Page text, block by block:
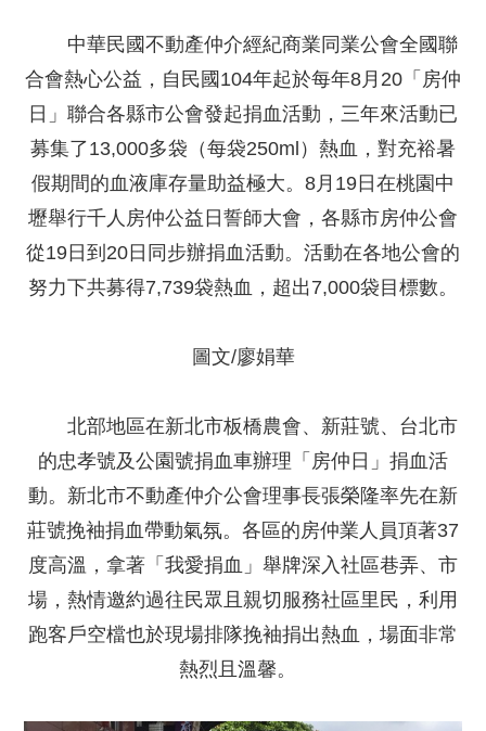
中華民國不動產仲介經紀商業同業公會全國聯
合會熱心公益，自民國104年起於每年8月20「房仲
日」聯合各縣市公會發起捐血活動，三年來活動已
募集了13,000多袋（每袋250ml）熱血，對充裕暑
假期間的血液庫存量助益極大。8月19日在桃園中
壢舉行千人房仲公益日誓師大會，各縣市房仲公會
從19日到20日同步辦捐血活動。活動在各地公會的
努力下共募得7,739袋熱血，超出7,000袋目標數。
圖文/廖娟華
北部地區在新北市板橋農會、新莊號、台北市
的忠孝號及公園號捐血車辦理「房仲日」捐血活
動。新北市不動產仲介公會理事長張榮隆率先在新
莊號挽袖捐血帶動氣氛。各區的房仲業人員頂著37
度高溫，拿著「我愛捐血」舉牌深入社區巷弄、市
場，熱情邀約過往民眾且親切服務社區里民，利用
跑客戶空檔也於現場排隊挽袖捐出熱血，場面非常
熱烈且溫馨。